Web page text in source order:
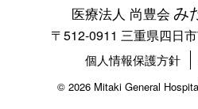
医療法人 尚豊会 み
〒512-0911 三重県四日
個人情報保護方針
© 2026 Mitaki General